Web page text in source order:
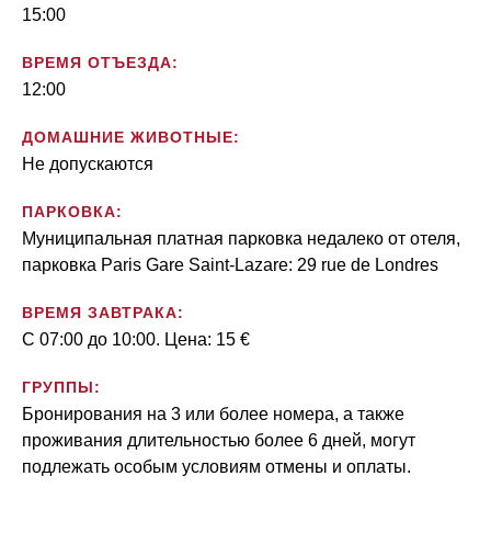
15:00
ВРЕМЯ ОТЪЕЗДА:
12:00
ДОМАШНИЕ ЖИВОТНЫЕ:
Не допускаются
ПАРКОВКА:
Муниципальная платная парковка недалеко от отеля,
парковка Paris Gare Saint-Lazare: 29 rue de Londres
ВРЕМЯ ЗАВТРАКА:
C 07:00 до 10:00. Цена: 15 €
ГРУППЫ:
Бронирования на 3 или более номера, а также
проживания длительностью более 6 дней, могут
подлежать особым условиям отмены и оплаты.